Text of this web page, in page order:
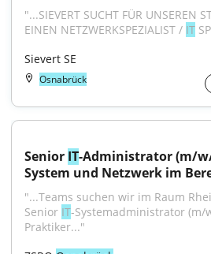
"...SIEVERT SUCHT FÜR UNSEREN
EINEN NETZWERKSPEZIALIST / IT
Sievert SE
Osnabrück
Senior IT-Administrator (m/
System und Netzwerk im
"...Teams suchen wir im Raum
Senior IT-Systemadministrator (m/
Praktiker..."